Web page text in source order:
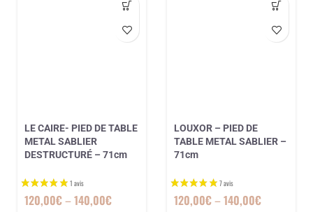
LE CAIRE- PIED DE TABLE
METAL SABLIER
DESTRUCTURÉ – 71cm
120,00€–140,00€
LOUXOR – PIED DE
TABLE METAL SABLIER –
71cm
120,00€–140,00€